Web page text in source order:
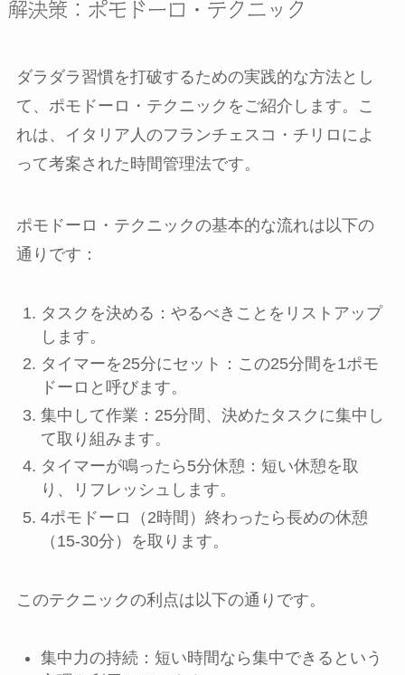
解決策：ポモドーロ・テクニック
ダラダラ習慣を打破するための実践的な方法とし
て、ポモドーロ・テクニックをご紹介します。こ
れは、イタリア人のフランチェスコ・チリロによ
って考案された時間管理法です。
ポモドーロ・テクニックの基本的な流れは以下の
通りです：
タスクを決める：やるべきことをリストアップ
します。
タイマーを25分にセット：この25分間を1ポモ
ドーロと呼びます。
集中して作業：25分間、決めたタスクに集中し
て取り組みます。
タイマーが鳴ったら5分休憩：短い休憩を取
り、リフレッシュします。
4ポモドーロ（2時間）終わったら長めの休憩
（15-30分）を取ります。
このテクニックの利点は以下の通りです。
集中力の持続：短い時間なら集中できるという